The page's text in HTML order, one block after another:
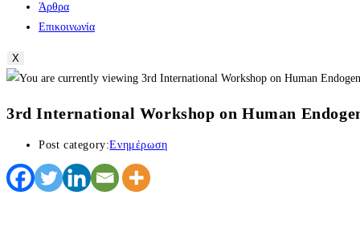
Άρθρα
Επικοινωνία
X
3rd International Workshop on Human
Post category:Ενημέρωση